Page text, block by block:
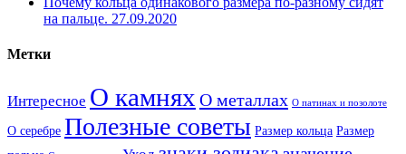
на пальце. 27.09.2020
Метки
Интересное О камнях О металлах О патинах и позолоте
О серебре Полезные советы Размер кольца Размер